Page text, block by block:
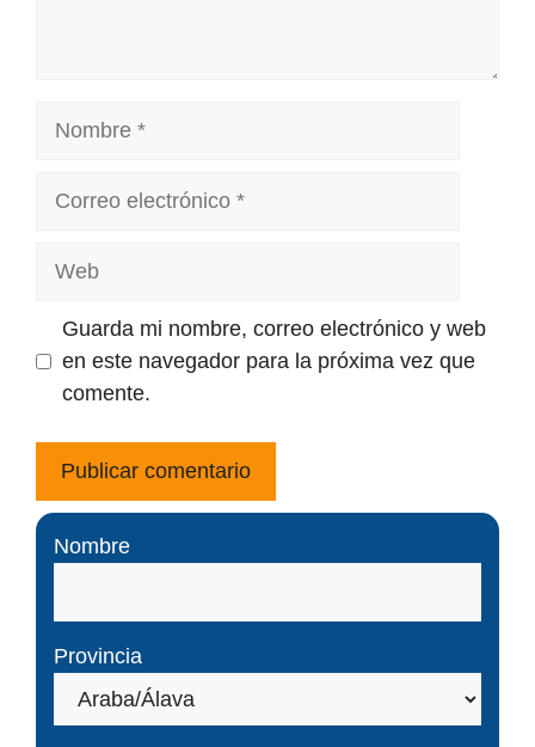
Nombre
Guarda mi nombre, correo electrónico y web
en este navegador para la próxima vez que
comente.
Nombre
Provincia